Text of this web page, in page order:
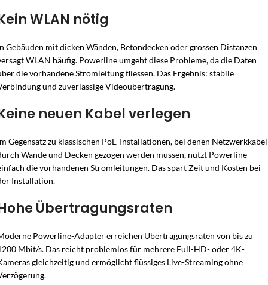
WLAN nötig
Gebäuden mit dicken Wänden, Betondecken oder grossen Distanzen
WLAN häufig. Powerline umgeht diese Probleme, da die Daten
die vorhandene Stromleitung fliessen. Das Ergebnis: stabile
und zuverlässige Videoübertragung.
neuen Kabel verlegen
Gegensatz zu klassischen PoE-Installationen, bei denen Netzwerkkabel
Wände und Decken gezogen werden müssen, nutzt Powerline
die vorhandenen Stromleitungen. Das spart Zeit und Kosten bei
Installation.
Übertragungsraten
Powerline-Adapter erreichen Übertragungsraten von bis zu
Mbit/s. Das reicht problemlos für mehrere Full-HD- oder 4K-
gleichzeitig und ermöglicht flüssiges Live-Streaming ohne